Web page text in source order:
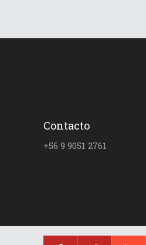
Contacto
+56 9 9051 2761